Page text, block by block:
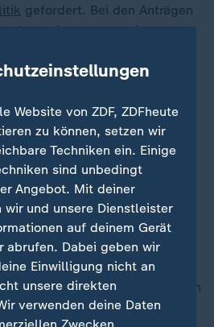
gefordert. Bei den Anträgen
anderem um mehr
etwa für Haftbefehle
es vor der Bundestagswahl
kommt, denn
Anträge nach erster
Mit einem Antrag zur
die Union auch eine
Lesung anstreben - dafür
Zweidrittel-Mehrheit. Hinzu
AfD den Antrag der Union
Mehrheit noch Stimmen
nötig. AusFDPund
kamen
Signale.
Website von ZDF, ZDFheute
zu können, setzen wir
Techniken ein. Einige
sind unbedingt
Angebot. Mit deiner
und unsere Dienstleister
auf deinem Gerät
abrufen. Dabei geben wir
Einwilligung nicht an
unsere direkten
verwenden deine Daten
Zwecken.